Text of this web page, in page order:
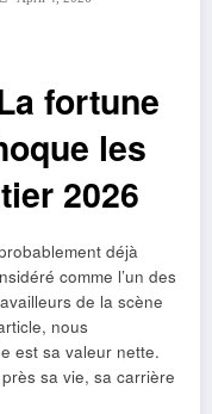
fortune
les
2026
déjà
comme l’un des
de la scène
nous
est sa valeur nette.
sa vie, sa carrière